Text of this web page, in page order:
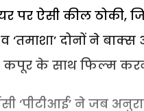
पर ऐसी कील ठोकी,
व ‘तमाशा’ दोनों ने
कपूर के साथ फिल्म
‘पीटीआई’ ने जब